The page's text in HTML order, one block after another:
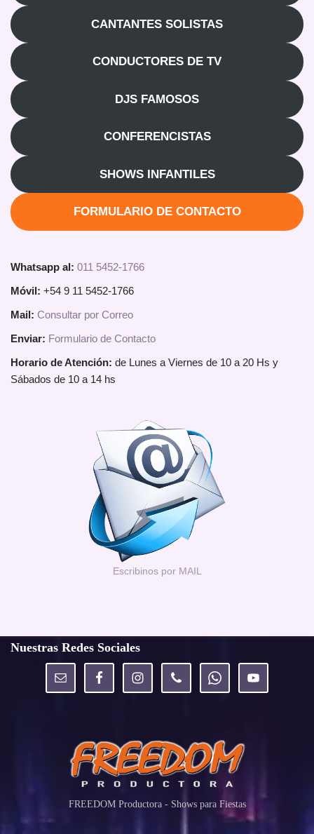
CANTANTES SOLISTAS
CONDUCTORES DE TV
DJS FAMOSOS
CONFERENCISTAS
SHOWS INFANTILES
FORMULARIO DE CONTACTO
Whatsapp al: 011 5452-1766
Móvil: +54 9 11 5452-1766
Mail: Consultar por Correo
Enviar: Formulario de Contacto
Horario de Atención: de Lunes a Viernes de 10 a 20 Hs y
Sábados de 10 a 14 hs
Escribinos por MAIL
Nuestras Redes Sociales
FREEDOM Productora - Shows para Fiestas